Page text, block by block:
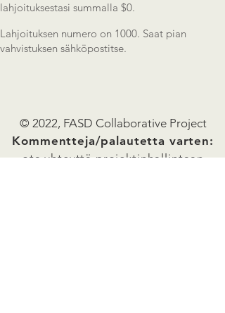
lahjoituksestasi summalla $0.
Lahjoituksen numero on 1000. Saat pian
vahvistuksen sähköpostitse.
© 2022, FASD Collaborative Project
Kommentteja/palautetta varten:
ota yhteyttä projektinhallintaan